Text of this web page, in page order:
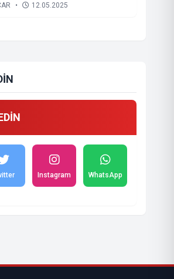
• 12.05.2025
Instagram WhatsApp